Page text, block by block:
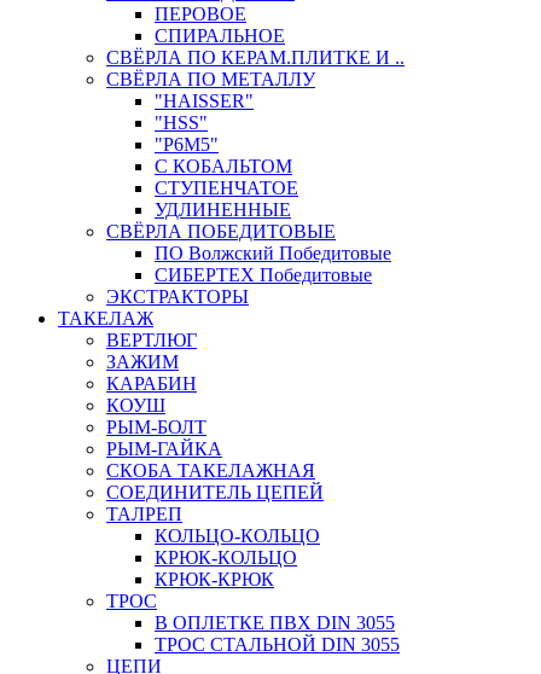
ПЕРОВОЕ
СПИРАЛЬНОЕ
СВЁРЛА ПО КЕРАМ.ПЛИТКЕ И ..
СВЁРЛА ПО МЕТАЛЛУ
"HAISSER"
"HSS"
"Р6М5"
С КОБАЛЬТОМ
СТУПЕНЧАТОЕ
УДЛИНЕННЫЕ
СВЁРЛА ПОБЕДИТОВЫЕ
ПО Волжский Победитовые
СИБЕРТЕХ Победитовые
ЭКСТРАКТОРЫ
ТАКЕЛАЖ
ВЕРТЛЮГ
ЗАЖИМ
КАРАБИН
КОУШ
РЫМ-БОЛТ
РЫМ-ГАЙКА
СКОБА ТАКЕЛАЖНАЯ
СОЕДИНИТЕЛЬ ЦЕПЕЙ
ТАЛРЕП
КОЛЬЦО-КОЛЬЦО
КРЮК-КОЛЬЦО
КРЮК-КРЮК
ТРОС
В ОПЛЕТКЕ ПВХ DIN 3055
ТРОС СТАЛЬНОЙ DIN 3055
ЦЕПИ